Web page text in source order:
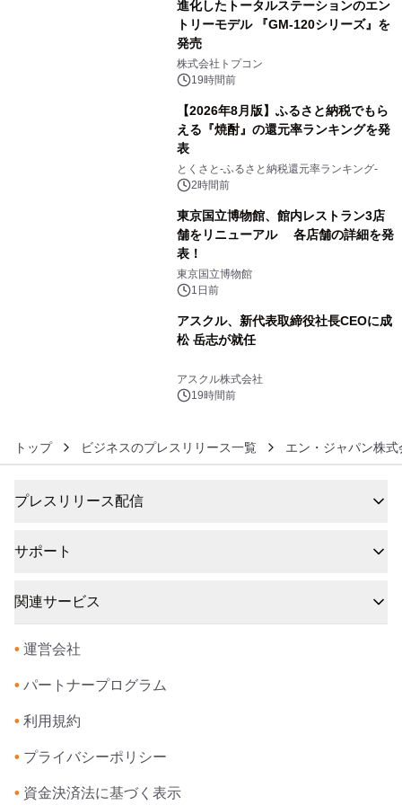
進化したトータルステーションのエン
トリーモデル 『GM-120シリーズ』を
発売
株式会社トプコン
19時間前
【2026年8月版】ふるさと納税でもら
える『焼酎』の還元率ランキングを発
表
とくさと-ふるさと納税還元率ランキング-
2時間前
東京国立博物館、館内レストラン3店
舗をリニューアル 各店舗の詳細を発
表！
東京国立博物館
1日前
アスクル、新代表取締役社長CEOに成
松 岳志が就任
アスクル株式会社
19時間前
トップ ビジネスのプレスリリース一覧 エン・ジャパン株式
プレスリリース配信
サポート
関連サービス
• 運営会社
• パートナープログラム
• 利用規約
• プライバシーポリシー
• 資金決済法に基づく表示